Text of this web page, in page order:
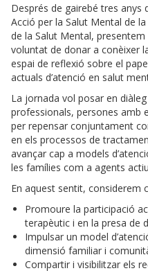
Després de gairebé tres anys
Acció per la Salut Mental de
de la Salut Mental,
voluntat de donar a conèixer
espai de reflexió sobre el
actuals d’atenció en salut
La jornada vol posar en
professionals, persones amb
per repensar conjuntament
en els processos de
avançar cap a models
les famílies com a agents
En aquest sentit, considerem
Promoure la participació
terapèutic i en la presa de
Impulsar un model
dimensió familiar i
Compartir i visibilitzar els